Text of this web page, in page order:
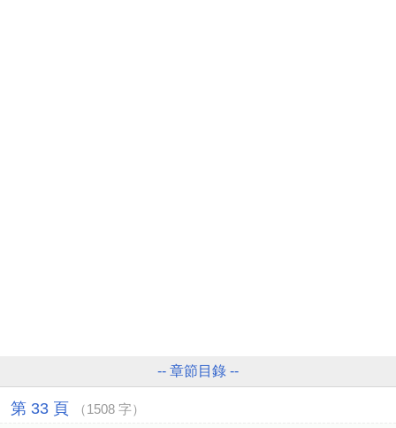
-- 章節目錄 --
第 33 頁 （1508 字）